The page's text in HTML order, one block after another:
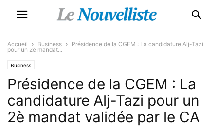
Accueil Business
Présidence de la CGEM : La candidature Alj-Tazi
pour un 2è mandat...
Business
Présidence de la CGEM : La
candidature Alj-Tazi pour un
2è mandat validée par le CA